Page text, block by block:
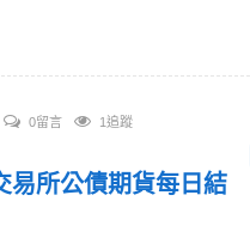
0留言 1追蹤
易所公債期貨每日結